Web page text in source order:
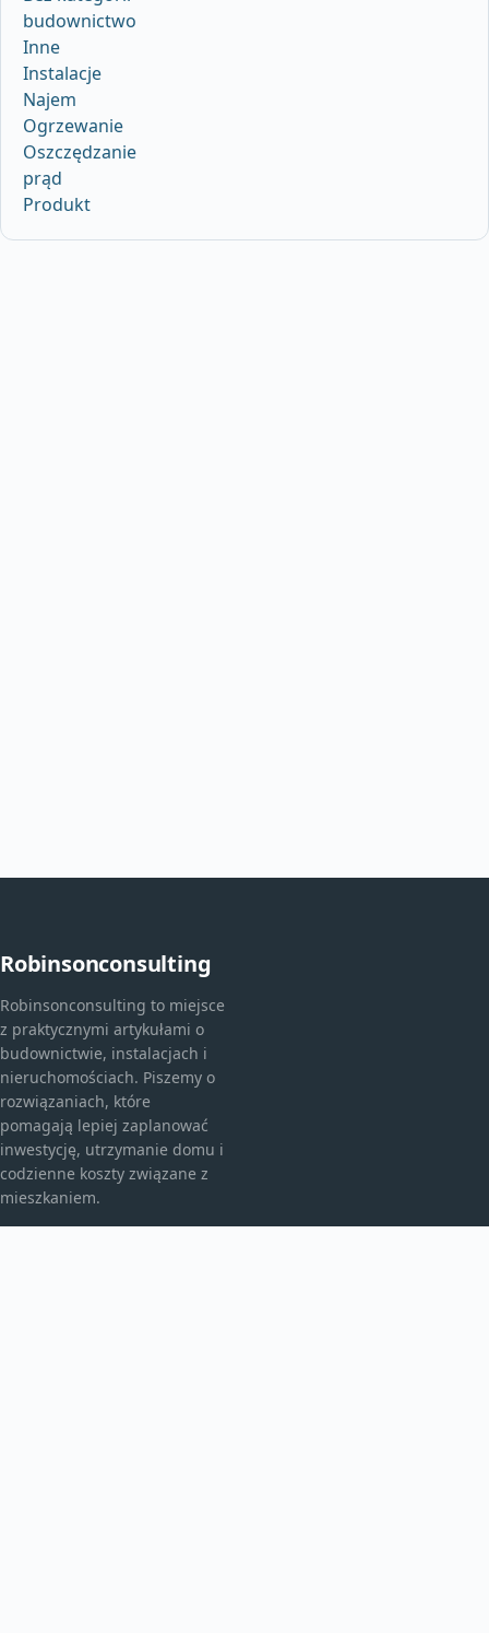
budownictwo
Inne
Instalacje
Najem
Ogrzewanie
Oszczędzanie
prąd
Produkt
Robinsonconsulting
Robinsonconsulting to miejsce
z praktycznymi artykułami o
budownictwie, instalacjach i
nieruchomościach. Piszemy o
rozwiązaniach, które
pomagają lepiej zaplanować
inwestycję, utrzymanie domu i
codzienne koszty związane z
mieszkaniem.